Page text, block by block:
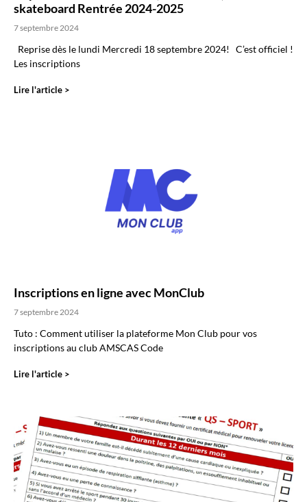
skateboard Rentrée 2024-2025
7 septembre 2024
Reprise dès le lundi Mercredi 18 septembre 2024! C’est officiel !
Les inscriptions
Lire l'article >
Inscriptions en ligne avec MonClub
7 septembre 2024
Tuto : Comment utiliser la plateforme Mon Club pour vos
inscriptions au club AMSCAS Code
Lire l'article >